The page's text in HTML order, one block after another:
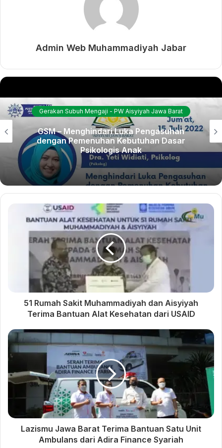
Admin Web Muhammadiyah Jabar
Gerakan Subuh Mengaji - PW Aisyiyah Jawa Barat
GSM – Menghindari Luka Pengasuhan
dengan Pemenuhan Kebutuhan Dasar
Psikologis Anak
51 Rumah Sakit Muhammadiyah dan Aisyiyah
Terima Bantuan Alat Kesehatan dari USAID
Lazismu Jawa Barat Terima Bantuan Satu Unit
Ambulans dari Adira Finance Syariah